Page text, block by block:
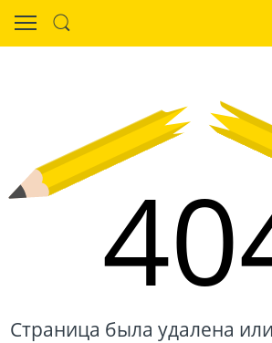
Страница была удалена